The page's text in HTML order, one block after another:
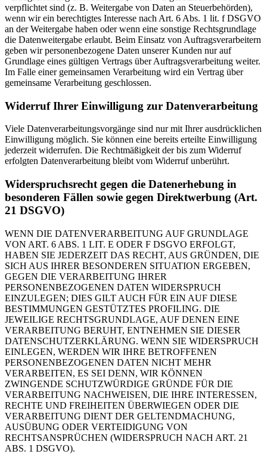
verpflichtet sind (z. B. Weitergabe von Daten an Steuerbehörden),
wenn wir ein berechtigtes Interesse nach Art. 6 Abs. 1 lit. f DSGVO
an der Weitergabe haben oder wenn eine sonstige Rechtsgrundlage
die Datenweitergabe erlaubt. Beim Einsatz von Auftragsverarbeitern
geben wir personenbezogene Daten unserer Kunden nur auf
Grundlage eines gültigen Vertrags über Auftragsverarbeitung weiter.
Im Falle einer gemeinsamen Verarbeitung wird ein Vertrag über
gemeinsame Verarbeitung geschlossen.
Widerruf Ihrer Einwilligung zur Datenverarbeitung
Viele Datenverarbeitungsvorgänge sind nur mit Ihrer ausdrücklichen
Einwilligung möglich. Sie können eine bereits erteilte Einwilligung
jederzeit widerrufen. Die Rechtmäßigkeit der bis zum Widerruf
erfolgten Datenverarbeitung bleibt vom Widerruf unberührt.
Widerspruchsrecht gegen die Datenerhebung in
besonderen Fällen sowie gegen Direktwerbung (Art.
21 DSGVO)
WENN DIE DATENVERARBEITUNG AUF GRUNDLAGE
VON ART. 6 ABS. 1 LIT. E ODER F DSGVO ERFOLGT,
HABEN SIE JEDERZEIT DAS RECHT, AUS GRÜNDEN, DIE
SICH AUS IHRER BESONDEREN SITUATION ERGEBEN,
GEGEN DIE VERARBEITUNG IHRER
PERSONENBEZOGENEN DATEN WIDERSPRUCH
EINZULEGEN; DIES GILT AUCH FÜR EIN AUF DIESE
BESTIMMUNGEN GESTÜTZTES PROFILING. DIE
JEWEILIGE RECHTSGRUNDLAGE, AUF DENEN EINE
VERARBEITUNG BERUHT, ENTNEHMEN SIE DIESER
DATENSCHUTZERKLÄRUNG. WENN SIE WIDERSPRUCH
EINLEGEN, WERDEN WIR IHRE BETROFFENEN
PERSONENBEZOGENEN DATEN NICHT MEHR
VERARBEITEN, ES SEI DENN, WIR KÖNNEN
ZWINGENDE SCHUTZWÜRDIGE GRÜNDE FÜR DIE
VERARBEITUNG NACHWEISEN, DIE IHRE INTERESSEN,
RECHTE UND FREIHEITEN ÜBERWIEGEN ODER DIE
VERARBEITUNG DIENT DER GELTENDMACHUNG,
AUSÜBUNG ODER VERTEIDIGUNG VON
RECHTSANSPRÜCHEN (WIDERSPRUCH NACH ART. 21
ABS. 1 DSGVO).